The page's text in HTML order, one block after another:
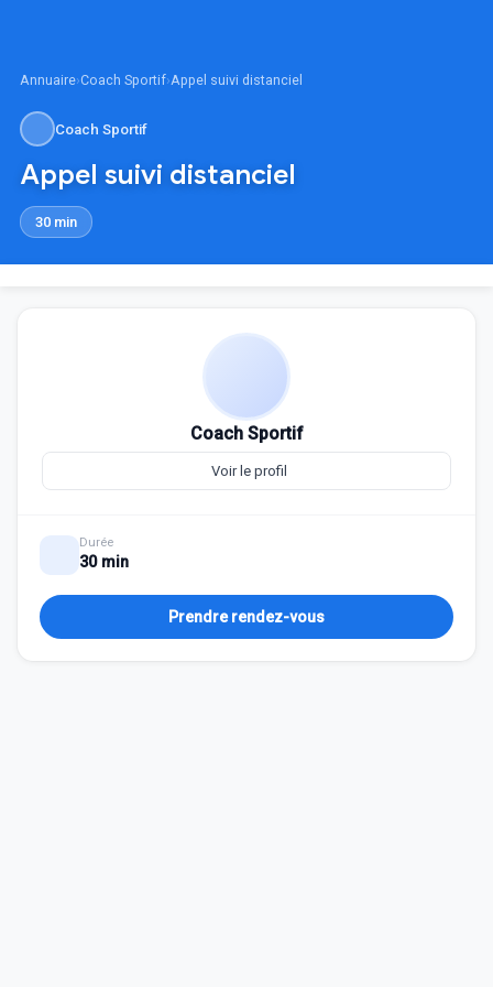
Annuaire›Coach Sportif›Appel suivi distanciel
Coach Sportif
Appel suivi distanciel
30 min
Coach Sportif
Voir le profil
Durée
30 min
Prendre rendez-vous